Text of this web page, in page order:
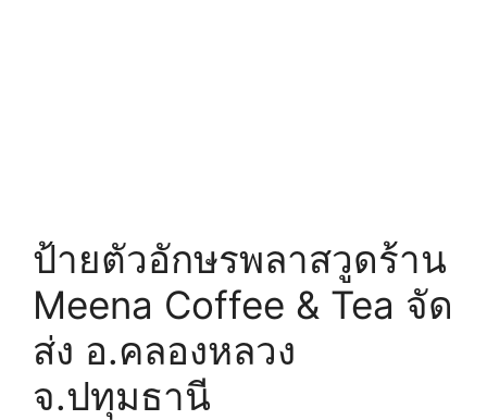
ป้ายตัวอักษรพลาสวูดร้าน
Meena Coffee & Tea จัด
ส่ง อ.คลองหลวง
จ.ปทุมธานี